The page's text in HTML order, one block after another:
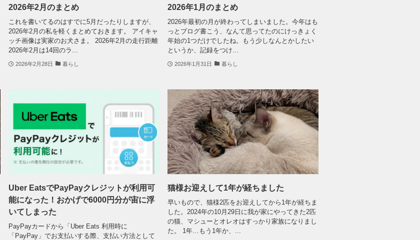
2026年2月のまとめ
これを書いてるのはすでに5月だったりしますが、
2026年2月の私を軽くまとめておきます。 アイキャ
ッチ画像は実家のお犬さま。 2026年2月の走行距離
2026年2月は14回のラ...
2026年2月28日 暮らし
2026年1月のまとめ
2026年最初の月が終わってしまいました。今年はも
っとブログ書こう、なんて思ってたのにけっきょく
年始の1つだけでしたね。もう少しなんとかしたい
というか、記録をつけ...
2026年1月31日 暮らし
Uber EatsでPayPayクレジットが利用可
能になった！おかげで6000円分が宙に浮
いてしまった
PayPayカードから「Uber Eats 利用時に
「PayPay」でお支払いする際、支払い方法として
猫様お迎えして1年が経ちました
早いもので、猫様2匹をお迎えしてから1年が経ちま
した。2024年の10月29日に我が家にやってきた2匹
の猫、マシューとオレオはすっかり家族になりまし
た。 1年…もう1年か、...